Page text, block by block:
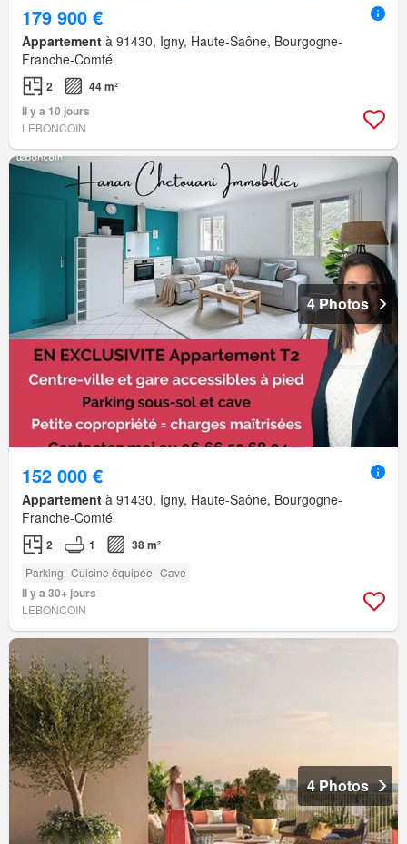
179 900 €
Appartement à 91430, Igny, Haute-Saône, Bourgogne-
Franche-Comté
2
44 m²
Il y a 10 jours
LEBONCOIN
4 Photos
152 000 €
Appartement à 91430, Igny, Haute-Saône, Bourgogne-
Franche-Comté
2 1 38 m²
Parking Cuisine équipée Cave
Il y a 30+ jours
LEBONCOIN
4 Photos